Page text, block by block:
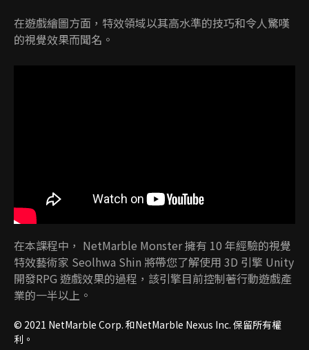
在遊戲繪圖方面，特效領域以其高水準的技巧和令人驚嘆
的視覺效果而聞名。
在本課程中， NetMarble Monster 擁有 10 年經驗的視覺
特效藝術家 Seolhwa Shin 將帶您了解使用 3D 引擎 Unity
開發RPG 遊戲效果的過程，該引擎目前控制著行動遊戲產
業的一半以上。
© 2021 NetMarble Corp. 和NetMarble Nexus Inc. 保留所有權
利。